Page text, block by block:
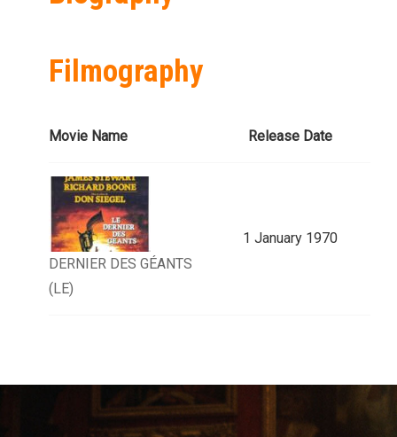
Filmography
Movie Name Release Date
DERNIER DES GÉANTS
(LE)
1 January 1970